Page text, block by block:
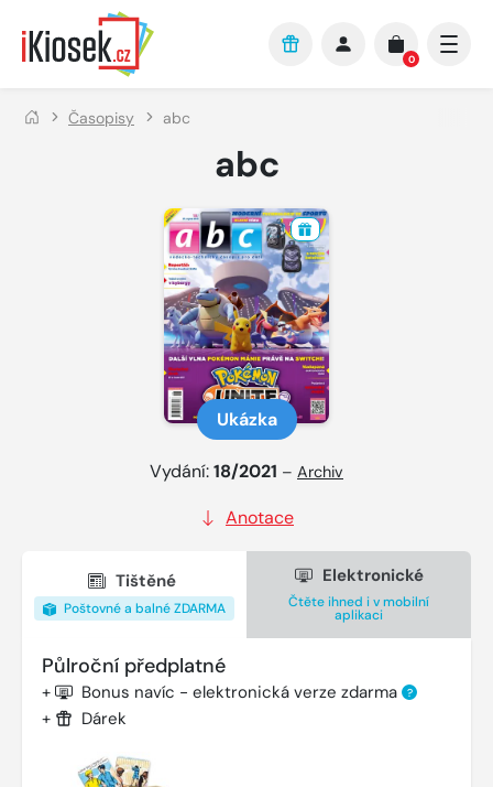
Přejít na hlavní obsah
0
Časopisy abc
abc
Ukázka
Vydání:18/2021 – Archiv
Anotace
Tištěné
Poštovné a balné ZDARMA
Elektronické
Čtěte ihned i v mobilní
aplikaci
Půlroční předplatné
+ Bonus navíc - elektronická verze zdarma ?
+ Dárek